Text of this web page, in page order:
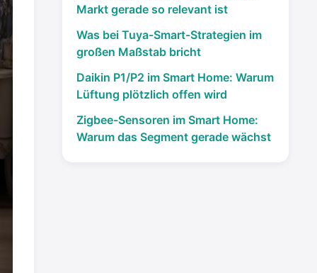
Markt gerade so relevant ist
Was bei Tuya-Smart-Strategien im
großen Maßstab bricht
Daikin P1/P2 im Smart Home: Warum
Lüftung plötzlich offen wird
Zigbee-Sensoren im Smart Home:
Warum das Segment gerade wächst